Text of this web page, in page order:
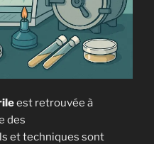
est retrouvée à
des
et techniques sont